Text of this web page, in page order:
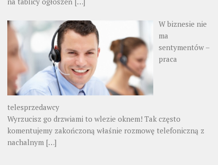
W biznesie nie
ma
sentymentów –
praca
telesprzedawcy
Wyrzucisz go drzwiami to wlezie oknem! Tak często
komentujemy zakończoną właśnie rozmowę telefoniczną z
nachalnym […]